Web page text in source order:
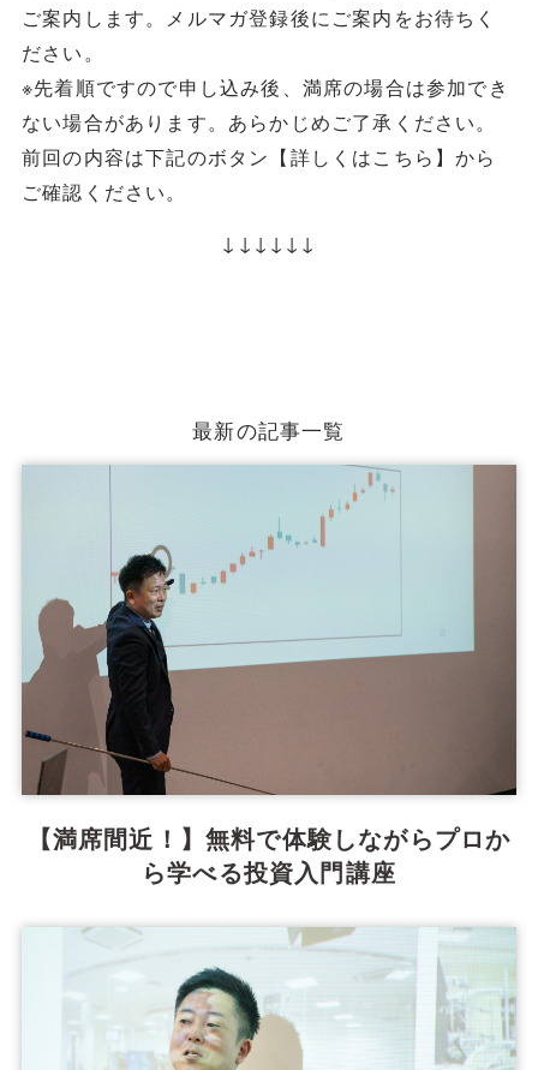
ご案内します。メルマガ登録後にご案内をお待ちく
ださい。
※先着順ですので申し込み後、満席の場合は参加でき
ない場合があります。あらかじめご了承ください。
前回の内容は下記のボタン【詳しくはこちら】から
ご確認ください。
↓↓↓↓↓↓
最新の記事一覧
【満席間近！】無料で体験しながらプロか
ら学べる投資入門講座